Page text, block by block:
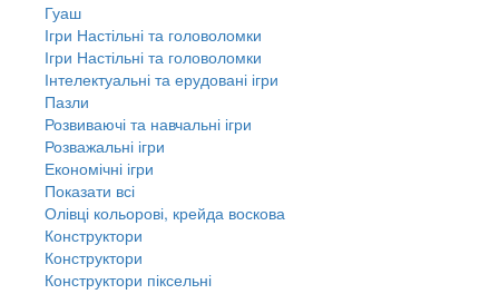
Гуаш
Ігри Настільні та головоломки
Ігри Настільні та головоломки
Інтелектуальні та ерудовані ігри
Пазли
Розвиваючі та навчальні ігри
Розважальні ігри
Економічні ігри
Показати всі
Олівці кольорові, крейда воскова
Конструктори
Конструктори
Конструктори піксельні